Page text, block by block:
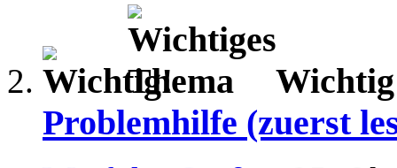
Problemhilfe (zuerst